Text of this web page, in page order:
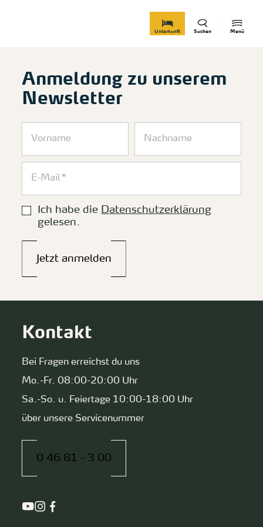
Menü
Suchen
Unterkunft
Anmeldung zu unserem
Newsletter
Ich habe die Datenschutzerklärung
gelesen.
Jetzt anmelden
Kontakt
Bei Fragen erreichst du uns
Mo.-Fr. 08:00-20:00 Uhr
Sa.-So. u. Feiertage 10:00-18:00 Uhr
über unsere Servicenummer
0 46 81 - 3 00